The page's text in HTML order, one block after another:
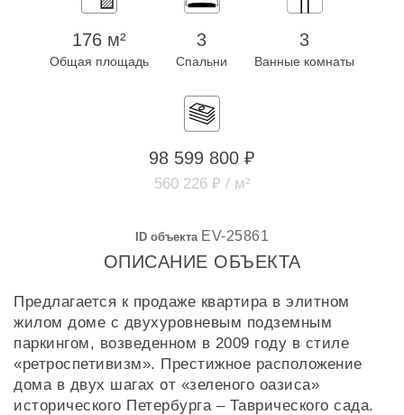
176 м²
Общая площадь
3
Спальни
3
Ванные комнаты
98 599 800 ₽
560 226 ₽ / м²
ID объекта EV-25861
ОПИСАНИЕ ОБЪЕКТА
Предлагается к продаже квартира в элитном
жилом доме с двухуровневым подземным
паркингом, возведенном в 2009 году в стиле
«ретроспетивизм». Престижное расположение
дома в двух шагах от «зеленого оазиса»
исторического Петербурга – Таврического сада.